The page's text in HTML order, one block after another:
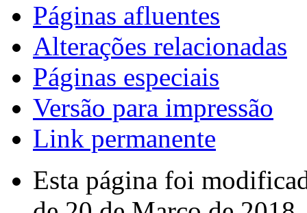
Páginas afluentes
Alterações relacionadas
Páginas especiais
Versão para impressão
Link permanente
Esta página foi